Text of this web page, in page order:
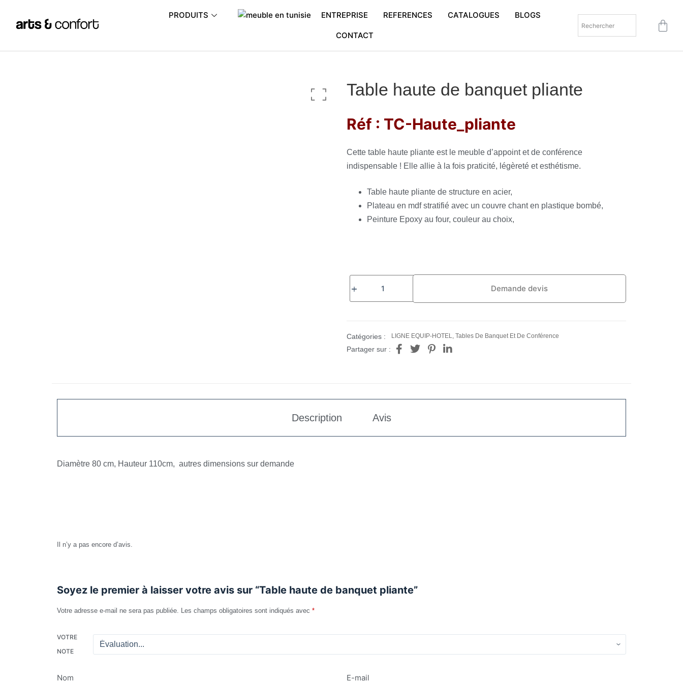
PRODUITS ENTREPRISE REFERENCES CATALOGUES BLOGS
CONTACT
Table haute de banquet pliante
Réf : TC-Haute_pliante
Cette table haute pliante est le meuble d’appoint et de conférence
indispensable ! Elle allie à la fois praticité, légèreté et esthétisme.
Table haute pliante de structure en acier,
Plateau en mdf stratifié avec un couvre chant en plastique bombé,
Peinture Epoxy au four, couleur au choix,
Demande devis
Catégories : LIGNE EQUIP-HOTEL, Tables De Banquet Et De Conférence
Partager sur :
Description Avis
Diamètre 80 cm, Hauteur 110cm, autres dimensions sur demande
Il n’y a pas encore d’avis.
Soyez le premier à laisser votre avis sur “Table haute de banquet pliante”
Votre adresse e-mail ne sera pas publiée. Les champs obligatoires sont indiqués avec *
VOTRE
NOTE
Nom E-mail